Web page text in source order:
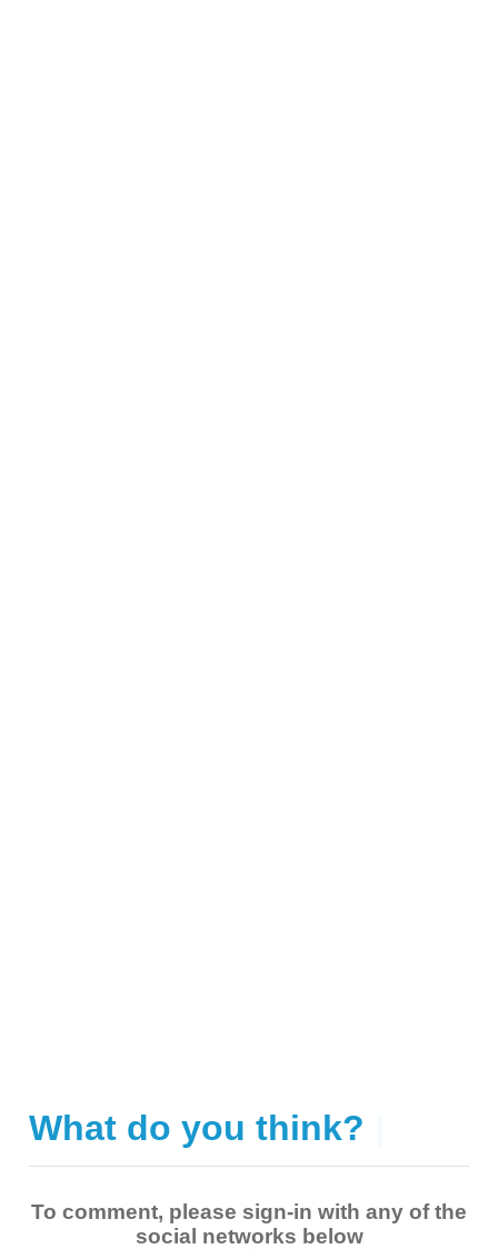
What do you think?
To comment, please sign-in with any of the
social networks below